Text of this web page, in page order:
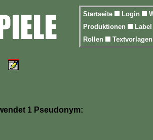
Startseite Login
Produktionen
Rollen
1 Pseudonym: